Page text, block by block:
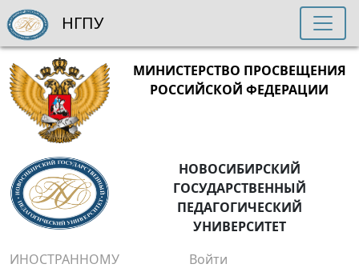
МИНИСТЕРСТВО ПРОСВЕЩЕНИЯ
РОССИЙСКОЙ ФЕДЕРАЦИИ
НОВОСИБИРСКИЙ
ГОСУДАРСТВЕННЫЙ
ПЕДАГОГИЧЕСКИЙ
УНИВЕРСИТЕТ
ИНОСТРАННОМУ
Войти
НГПУ